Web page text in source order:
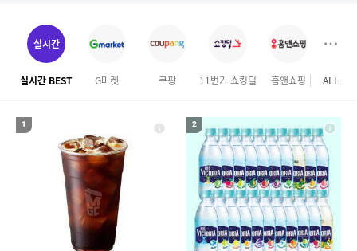
10 자동차 전화번호
11 삼성갤럭시북프로, 32gb, win11포함
12 아이폰xr 실리콘케이스
나노 게르마늄 의료기 침대
갤럭시 탭 A 101 2019 케이스
갤럭시탭 s6lite 정품키보드케이스
베트남 G7 블랙커피 2g x 200개입 + 18 포켓몬 카드
ALL
실시간
실시간 BEST G마켓 쿠팡 11번가 쇼킹딜 홈앤쇼핑
1 2